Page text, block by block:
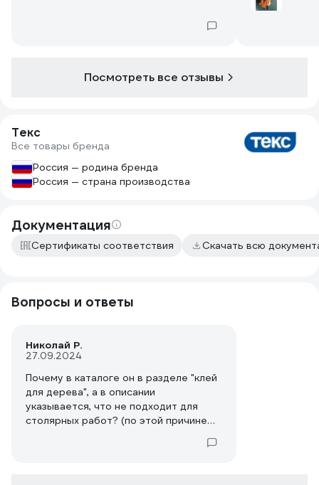
воду, трещин не образуется.
В целом в работе очень понравился.
Посмотреть все отзывы
Текс
Все товары бренда
Россия — родина бренда
Россия — страна производства
Документация
Сертификаты соответствия Скачать всю
Вопросы и ответы
Николай Р.
27.09.2024
Почему в каталоге он в разделе "клей
для дерева", а в описании
указывается, что не подходит для
столярных работ? (по этой причине